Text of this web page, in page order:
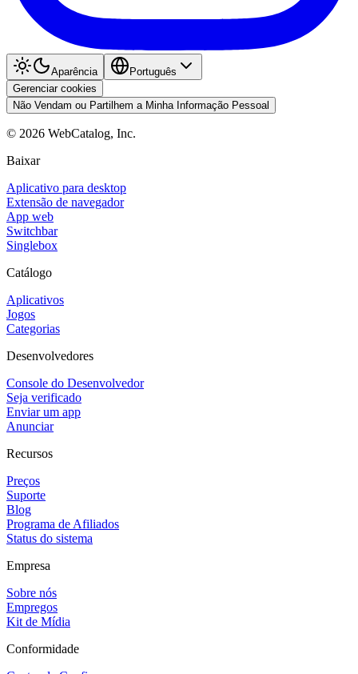
Aparência
Português
Gerenciar cookies
Não Vendam ou Partilhem a Minha Informação Pessoal
© 2026 WebCatalog, Inc.
Baixar
Aplicativo para desktop
Extensão de navegador
App web
Switchbar
Singlebox
Catálogo
Aplicativos
Jogos
Categorias
Desenvolvedores
Console do Desenvolvedor
Seja verificado
Enviar um app
Anunciar
Recursos
Preços
Suporte
Blog
Programa de Afiliados
Status do sistema
Empresa
Sobre nós
Empregos
Kit de Mídia
Conformidade